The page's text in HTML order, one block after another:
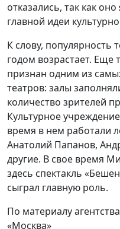
отказались, так как
главной идеи
К слову, популярность
годом возрастает. Еще
признан одним из
театров: залы
количество зрителей
Культурное
время в нем работали
Анатолий Папанов,
другие. В свое время
здесь спектакль
сыграл главную роль.
По материалу
«Москва»